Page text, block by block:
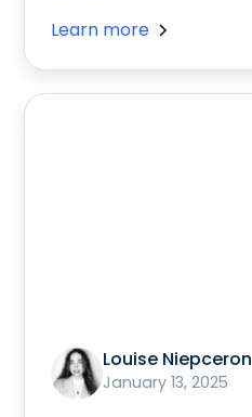
Learn more
Louise Niepceron
January 13, 2025